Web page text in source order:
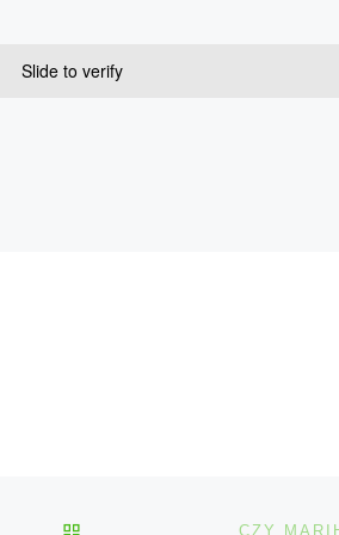
Slide to verify
POWRÓT DO LISTY
CZY